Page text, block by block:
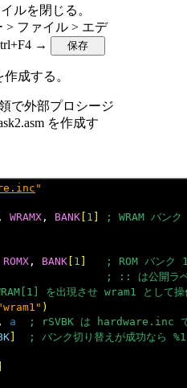
ルを閉じる。
> ファイル > エデ
→
成する。
で外部プロシージ
を作成す
"
, WRAMX , BANK 1
; WRAM バン
ROMX , BANK 1
; ROM バンク
; :: は公開ラ
を出現させ wram1 として操
)
, a
; rSVBK は hardware.inc
; バンク切り替えが成功なら